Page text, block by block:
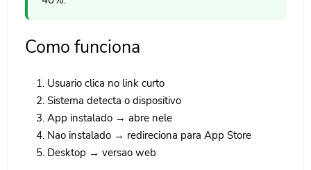
Como funciona
Usuario clica no link curto
Sistema detecta o dispositivo
App instalado → abre nele
Nao instalado → redireciona para App Store
Desktop → versao web